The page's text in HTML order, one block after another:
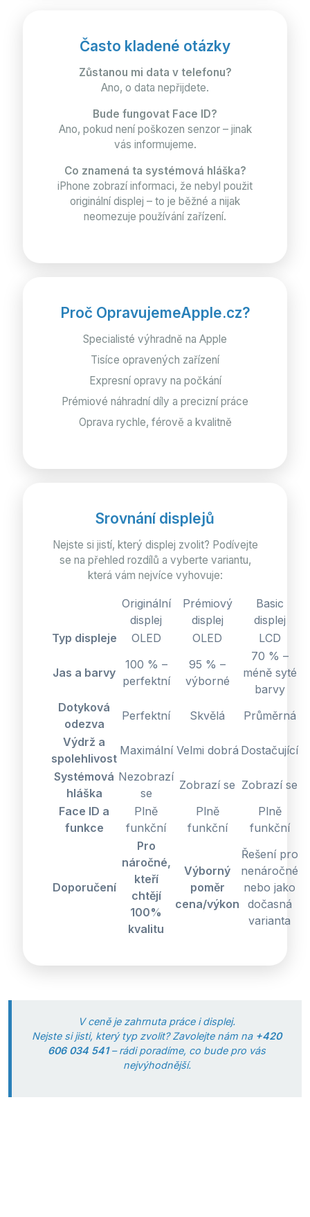
Často kladené otázky
Zůstanou mi data v telefonu?
Ano, o data nepřijdete.
Bude fungovat Face ID?
Ano, pokud není poškozen senzor – jinak
vás informujeme.
Co znamená ta systémová hláška?
iPhone zobrazí informaci, že nebyl použit
originální displej – to je běžné a nijak
neomezuje používání zařízení.
Proč OpravujemeApple.cz?
Specialisté výhradně na Apple
Tisíce opravených zařízení
Expresní opravy na počkání
Prémiové náhradní díly a precizní práce
Oprava rychle, férově a kvalitně
Srovnání displejů
Nejste si jistí, který displej zvolit? Podívejte
se na přehled rozdílů a vyberte variantu,
která vám nejvíce vyhovuje:
Originální
displej
Prémiový
displej
Basic
displej
Typ displeje
OLED OLED LCD
Jas a barvy
100 % –
perfektní
95 % –
výborné
70 % –
méně syté
barvy
Dotyková
odezva
Perfektní Skvělá
Průměrná
Výdrž a
spolehlivost
Maximální Velmi dobrá Dostačující
Systémová
hláška
Nezobrazí
se
Zobrazí se Zobrazí se
Face ID a
funkce
Plně
funkční
Plně
funkční
Plně
funkční
Doporučení
Pro
náročné,
kteří
chtějí
100%
kvalitu
Výborný
poměr
cena/výkon
Řešení pro
nenáročné
nebo jako
dočasná
varianta
V ceně je zahrnuta práce i displej.
Nejste si jisti, který typ zvolit? Zavolejte nám na +420
606 034 541– rádi poradíme, co bude pro vás
nejvýhodnější.